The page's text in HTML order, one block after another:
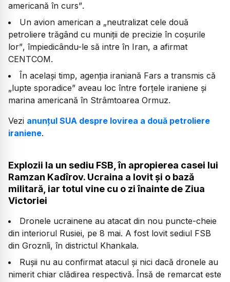
americană în curs”.
Un avion american a „neutralizat cele două
petroliere trăgând cu muniții de precizie în coșurile
lor”, împiedicându-le să intre în Iran, a afirmat
CENTCOM.
În același timp, agenția iraniană Fars a transmis că
„lupte sporadice” aveau loc între forțele iraniene și
marina americană în Strâmtoarea Ormuz.
Vezi anunțul SUA despre lovirea a două petroliere
iraniene.
Explozii la un sediu FSB, în apropierea casei lui
Ramzan Kadîrov. Ucraina a lovit și o bază
militară, iar totul vine cu o zi înainte de Ziua
Victoriei
Dronele ucrainene au atacat din nou puncte-cheie
din interiorul Rusiei, pe 8 mai. A fost lovit sediul FSB
din Groznîi, în districtul Khankala.
Rușii nu au confirmat atacul și nici dacă dronele au
nimerit chiar clădirea respectivă. Însă de remarcat este